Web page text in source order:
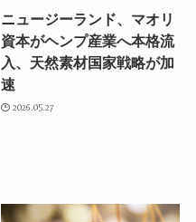
ニュージーランド、マオリ
資本がヘンプ産業へ本格流
入、天然素材国家戦略が加
速
2026.05.27